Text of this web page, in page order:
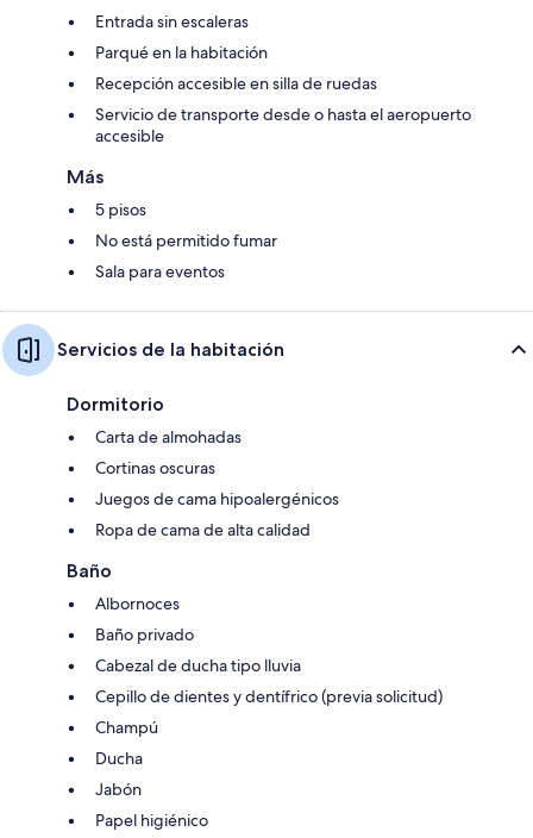
Entrada sin escaleras
Parqué en la habitación
Recepción accesible en silla de ruedas
Servicio de transporte desde o hasta el aeropuerto
accesible
Más
5 pisos
No está permitido fumar
Sala para eventos
Servicios de la habitación
Dormitorio
Carta de almohadas
Cortinas oscuras
Juegos de cama hipoalergénicos
Ropa de cama de alta calidad
Baño
Albornoces
Baño privado
Cabezal de ducha tipo lluvia
Cepillo de dientes y dentífrico (previa solicitud)
Champú
Ducha
Jabón
Papel higiénico